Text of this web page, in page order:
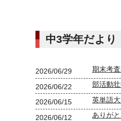
中3学年だより
2026/06/29 期末考査
2026/06/22 部活動壮
2026/06/15 英単語大
2026/06/12 ありが